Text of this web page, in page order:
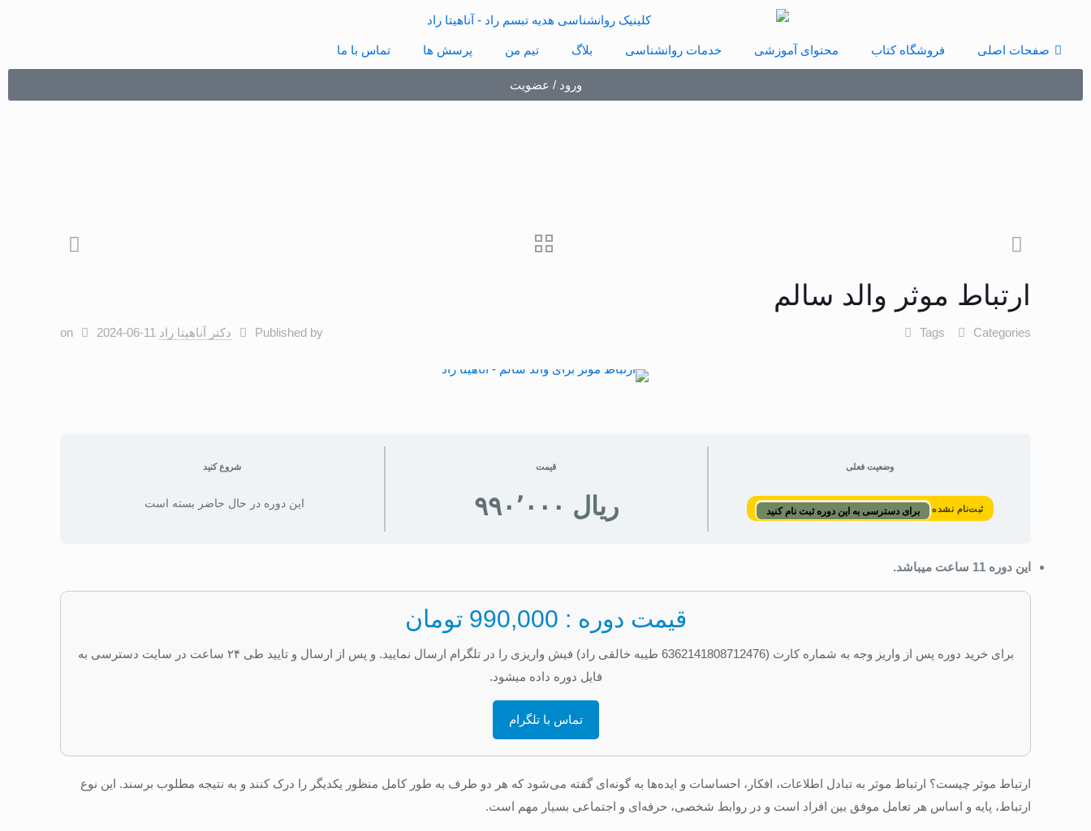
صفحات اصلی فروشگاه کتاب محتوای آموزشی خدمات روانشناسی بلاگ تیم من پرسش ها تماس با ما
ورود / عضویت
ارتباط موثر والد سالم
Published by دکتر آناهیتا راد on 2024-06-11 Categories
Tags
وضعیت فعلی
ثبت‌نام نشده برای دسترسی به این دوره ثبت نام کنید
قیمت شروع کنید
این دوره در حال حاضر بسته است
این دوره 11 ساعت میباشد.
قیمت دوره : 990,000 تومان
برای خرید دوره پس از واریز وجه به شماره کارت (6362141808712476 طیبه خالقی راد) فیش واریزی را در تلگرام ارسال نمایید. و پس از ارسال و تایید طی ۲۴ ساعت در سایت دسترسی به
فایل دوره داده میشود.
تماس با تلگرام
ارتباط موثر چیست؟ ارتباط موثر به تبادل اطلاعات، افکار، احساسات و ایده‌ها به گونه‌ای گفته می‌شود که هر دو طرف به طور کامل منظور یکدیگر را درک کنند و به نتیجه مطلوب برسند. این نوع
ارتباط، پایه و اساس هر تعامل موفق بین افراد است و در روابط شخصی، حرفه‌ای و اجتماعی بسیار مهم است.